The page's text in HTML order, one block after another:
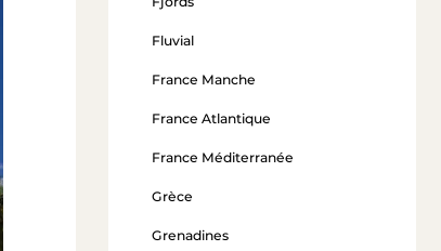
Fluvial
France Manche
France Atlantique
France Méditerranée
Grèce
Grenadines